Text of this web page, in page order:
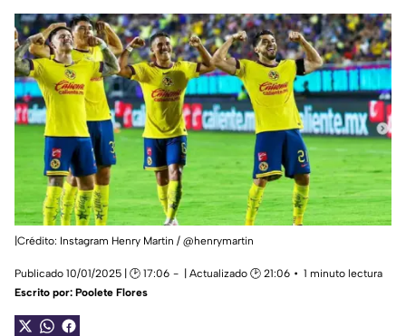
|Crédito: Instagram Henry Martin / @henrymartin
Publicado 10/01/2025 | 🕑 17:06 | Actualizado 🕑 21:06
1 minuto lectura
Escrito por: Poolete Flores